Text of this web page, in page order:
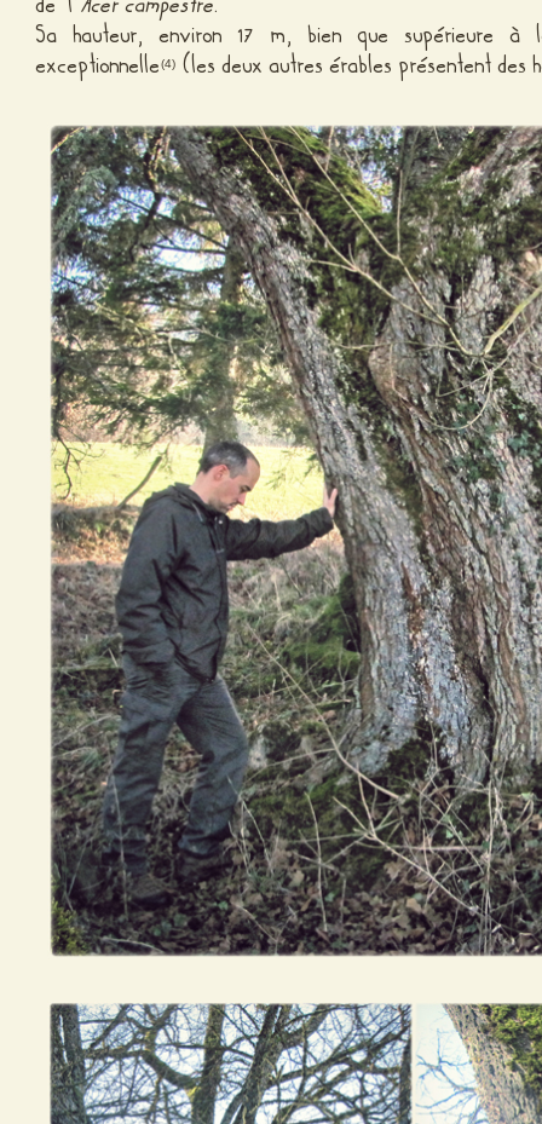
Sa hauteur, environ 17 m, bien que supérieure à
exceptionnelle(4) (les deux autres érables présentent des